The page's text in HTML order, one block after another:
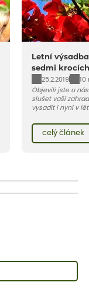
Letní
sedmi krocích
25.2.2019
10
Objevili jste u
slušet vaší
vysadit i nyní v
celý rok – nyní
vody než na jaře
celý článek